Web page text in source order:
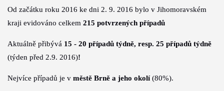
Od začátku roku 2016 ke dni 2. 9. 2016 bylo v Jihomoravském
kraji evidováno celkem 215 potvrzených případů
Aktuálně přibývá 15 - 20 případů týdně, resp. 25 případů týdně
(týden před 2.9. 2016)!
Nejvíce případů je v městě Brně a jeho okolí(80%).